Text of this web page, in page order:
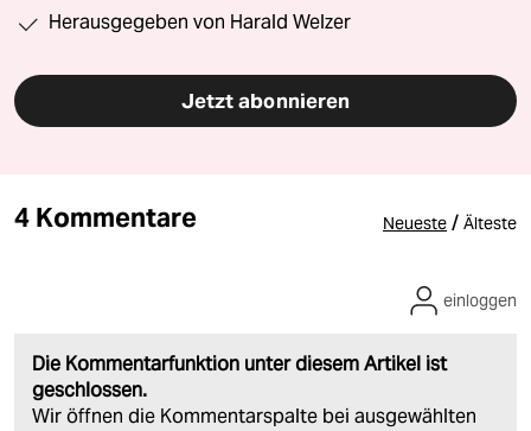
Herausgegeben von Harald Welzer
Jetzt abonnieren
4 Kommentare Neueste / Älteste
Die Kommentarfunktion unter diesem Artikel ist
geschlossen.
Wir öffnen die Kommentarspalte bei ausgewählten
einloggen